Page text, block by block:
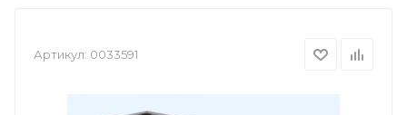
Артикул: 0033591